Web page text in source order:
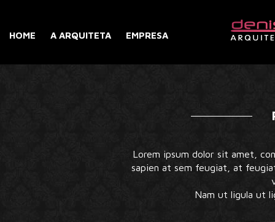
HOME A ARQUITETA EMPRESA
Lorem ipsum dolor sit amet,
sapien at sem feugiat, at
Nam ut ligula ut